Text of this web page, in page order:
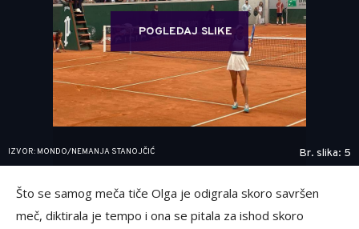
POGLEDAJ SLIKE
IZVOR: MONDO/NEMANJA STANOJČIĆ Br. slika: 5
Što se samog meča tiče Olga je odigrala skoro savršen
meč, diktirala je tempo i ona se pitala za ishod skoro